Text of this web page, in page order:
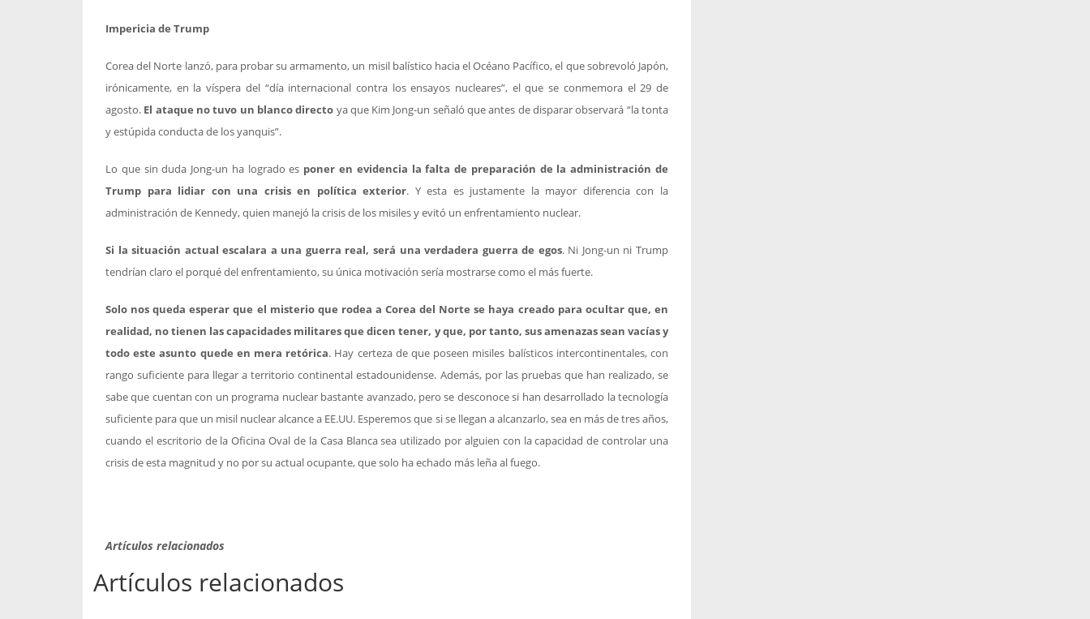
Impericia de Trump
Corea del Norte lanzó, para probar su armamento, un misil balístico hacia el Océano Pacífico, el que sobrevoló Japón,
irónicamente, en la víspera del “día internacional contra los ensayos nucleares”, el que se conmemora el 29 de
agosto. El ataque no tuvo un blanco directo ya que Kim Jong-un señaló que antes de disparar observará “la tonta
y estúpida conducta de los yanquis”.
Lo que sin duda Jong-un ha logrado es poner en evidencia la falta de preparación de la administración de
Trump para lidiar con una crisis en política exterior. Y esta es justamente la mayor diferencia con la
administración de Kennedy, quien manejó la crisis de los misiles y evitó un enfrentamiento nuclear.
Si la situación actual escalara a una guerra real, será una verdadera guerra de egos. Ni Jong-un ni Trump
tendrían claro el porqué del enfrentamiento, su única motivación sería mostrarse como el más fuerte.
Solo nos queda esperar que el misterio que rodea a Corea del Norte se haya creado para ocultar que, en
realidad, no tienen las capacidades militares que dicen tener, y que, por tanto, sus amenazas sean vacías y
todo este asunto quede en mera retórica. Hay certeza de que poseen misiles balísticos intercontinentales, con
rango suficiente para llegar a territorio continental estadounidense. Además, por las pruebas que han realizado, se
sabe que cuentan con un programa nuclear bastante avanzado, pero se desconoce si han desarrollado la tecnología
suficiente para que un misil nuclear alcance a EE.UU. Esperemos que si se llegan a alcanzarlo, sea en más de tres años,
cuando el escritorio de la Oficina Oval de la Casa Blanca sea utilizado por alguien con la capacidad de controlar una
crisis de esta magnitud y no por su actual ocupante, que solo ha echado más leña al fuego.
Artículos relacionados
Artículos relacionados